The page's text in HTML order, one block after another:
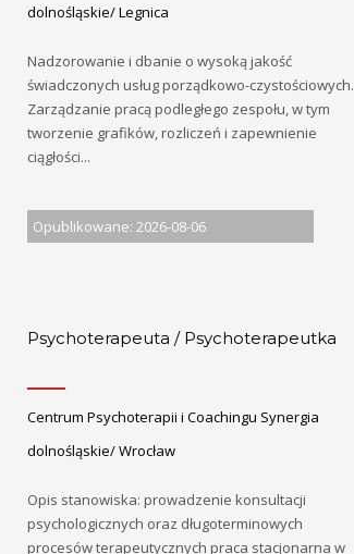
dolnośląskie/ Legnica
Nadzorowanie i dbanie o wysoką jakość
świadczonych usług porządkowo-czystościowych.
Zarządzanie pracą podległego zespołu, w tym
tworzenie grafików, rozliczeń i zapewnienie
ciągłości...
Opublikowane: 2026-08-06
Psychoterapeuta / Psychoterapeutka
Centrum Psychoterapii i Coachingu Synergia
dolnośląskie/ Wrocław
Opis stanowiska: prowadzenie konsultacji
psychologicznych oraz długoterminowych
procesów terapeutycznych praca stacjonarna w